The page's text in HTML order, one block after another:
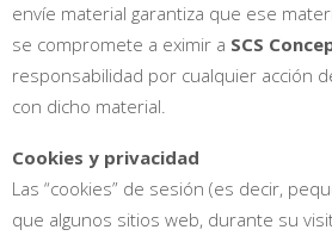
envíe material garantiza que ese
se compromete a eximir a SCS
responsabilidad por cualquier acción
con dicho material.
Cookies y privacidad
Las “cookies” de sesión (es decir,
que algunos sitios web, durante su